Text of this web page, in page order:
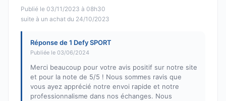
Publié le 03/11/2023 à 08h30
suite à un achat du 24/10/2023
Réponse de 1 Defy SPORT
Publiée le 03/06/2024
Merci beaucoup pour votre avis positif sur notre site
et pour la note de 5/5 ! Nous sommes ravis que
vous ayez apprécié notre envoi rapide et notre
professionnalisme dans nos échanges. Nous